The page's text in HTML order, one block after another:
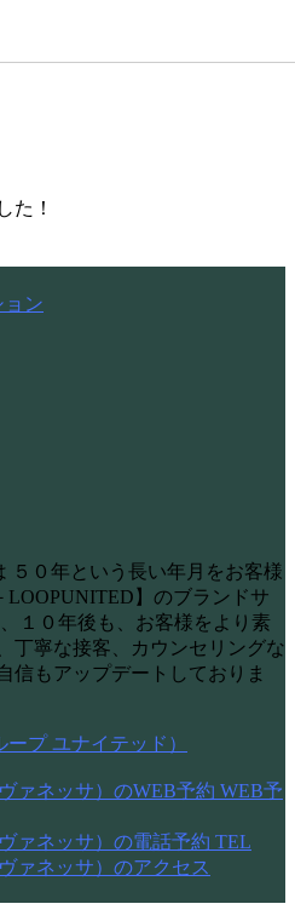
た！
ン
５０年という長い年月をお客様
】のブランドサ
１０年後も、お客様をより素
丁寧な接客、カウンセリングな
信もアップデートしておりま
WEB予
TEL